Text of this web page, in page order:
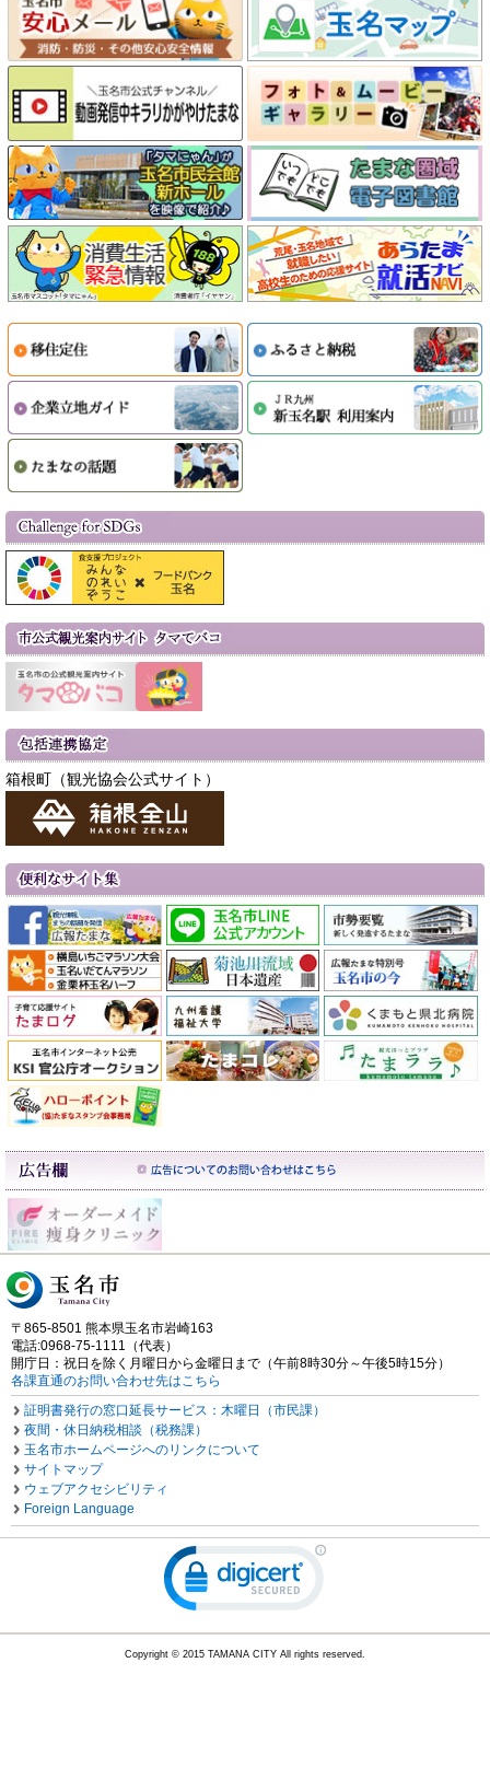
箱根町（観光協会公式サイト）
〒865-8501 熊本県玉名市岩崎163
電話:0968-75-1111（代表）
開庁日：祝日を除く月曜日から金曜日まで（午前8時30分～午後5時15分）
各課直通のお問い合わせ先はこちら
証明書発行の窓口延長サービス：木曜日（市民課）
夜間・休日納税相談（税務課）
玉名市ホームページへのリンクについて
サイトマップ
ウェブアクセシビリティ
Foreign Language
Copyright © 2015 TAMANA CITY All rights reserved.